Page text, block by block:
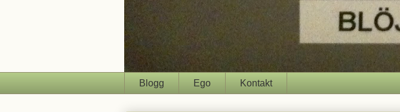
Blogg Ego Kontakt